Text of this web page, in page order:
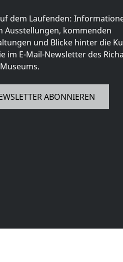
dem Laufenden:
Ausstellungen, kommenden
und Blicke hinter die
im E-Mail-Newsletter des
ABONNIEREN